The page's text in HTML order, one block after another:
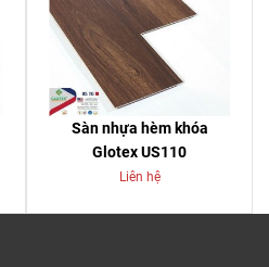
Sàn nhựa hèm khóa
Glotex US110
Liên hệ